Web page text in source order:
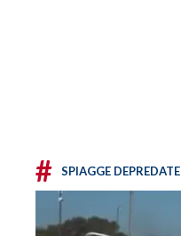
# SPIAGGE DEPREDATE